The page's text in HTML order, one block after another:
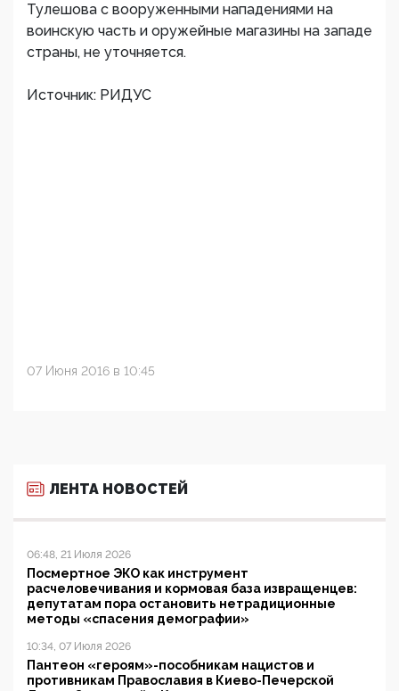
Тулешова с вооруженными нападениями на
воинскую часть и оружейные магазины на западе
страны, не уточняется.
Источник: РИДУС
07 Июня 2016 в 10:45
ЛЕНТА НОВОСТЕЙ
06:48, 21 Июля 2026
Посмертное ЭКО как инструмент
расчеловечивания и кормовая база извращенцев:
депутатам пора остановить нетрадиционные
методы «спасения демографии»
10:34, 07 Июля 2026
Пантеон «героям»-пособникам нацистов и
противникам Православия в Киево-Печерской